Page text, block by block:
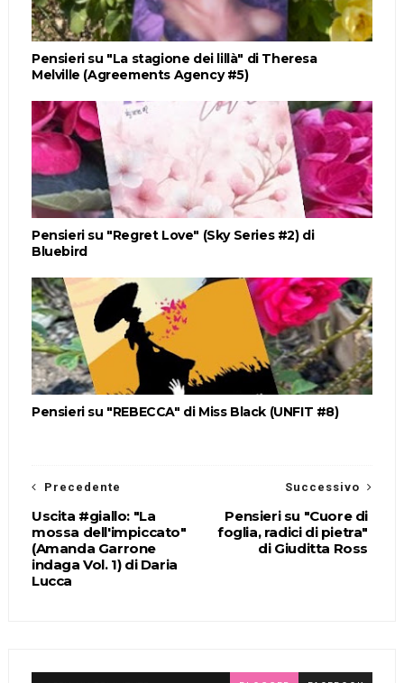
Pensieri su "La stagione dei lillà" di Theresa
Melville (Agreements Agency #5)
Pensieri su "Regret Love" (Sky Series #2) di
Bluebird
Pensieri su "REBECCA" di Miss Black (UNFIT #8)
Successivo
Pensieri su "Cuore di
foglia, radici di pietra"
di Giuditta Ross
Precedente
Uscita #giallo: "La
mossa dell'impiccato"
(Amanda Garrone
indaga Vol. 1) di Daria
Lucca